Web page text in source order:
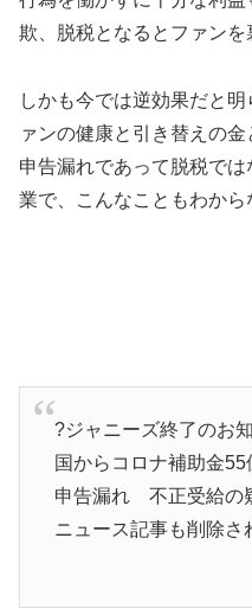
欺、脱税となるとファンを
しかも今では逆効果だと
ァンの健康と引き替えの金
申告漏れであって脱税で
業で、こんなこともわから
?ジャニーズ終了のお
国からコロナ補助金
申告漏れ 不正受給の
ニュース記事も削除さ